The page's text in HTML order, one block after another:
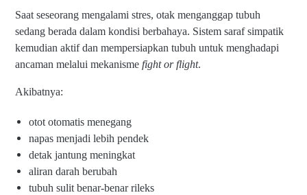
Saat seseorang mengalami stres, otak menganggap tubuh
sedang berada dalam kondisi berbahaya. Sistem saraf simpatik
kemudian aktif dan mempersiapkan tubuh untuk menghadapi
ancaman melalui mekanisme fight or flight.
Akibatnya:
otot otomatis menegang
napas menjadi lebih pendek
detak jantung meningkat
aliran darah berubah
tubuh sulit benar-benar rileks